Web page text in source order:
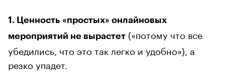
1. Ценность «простых» онлайновых
мероприятий не вырастет («потому что все
убедились, что это так легко и удобно»), а
резко упадет.